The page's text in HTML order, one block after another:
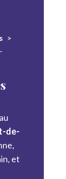
de-
et